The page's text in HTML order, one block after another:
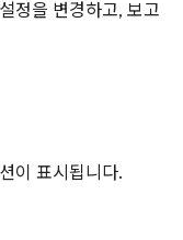
정을 변경하고, 보고
이 표시됩니다.